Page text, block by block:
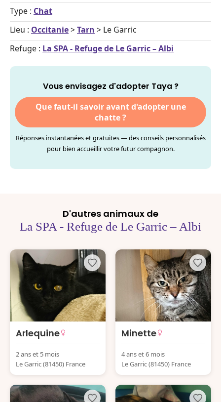
Type : Chat
Lieu : Occitanie>Tarn > Le Garric
Refuge : La SPA - Refuge de Le Garric – Albi
Vous envisagez d'adopter Taya ?
Que faut-il savoir avant d'adopter une
chatte ?
Réponses instantanées et gratuites — des conseils personnalisés
pour bien accueillir votre futur compagnon.
D'autres animaux de
La SPA - Refuge de Le Garric – Albi
Arlequine
2 ans et 5 mois
Le Garric (81450) France
Minette
4 ans et 6 mois
Le Garric (81450) France